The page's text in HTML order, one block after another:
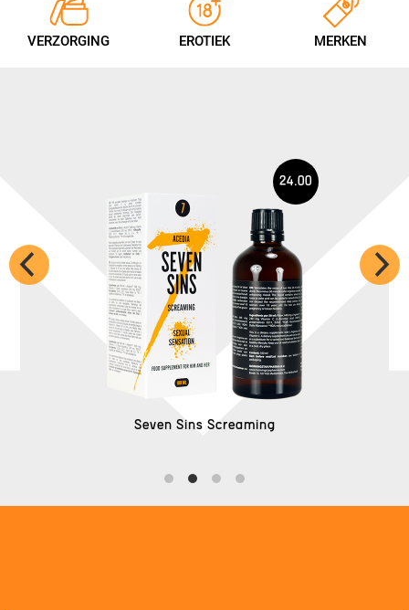
VERZORGING EROTIEK MERKEN
24.00
Seven Sins Screaming